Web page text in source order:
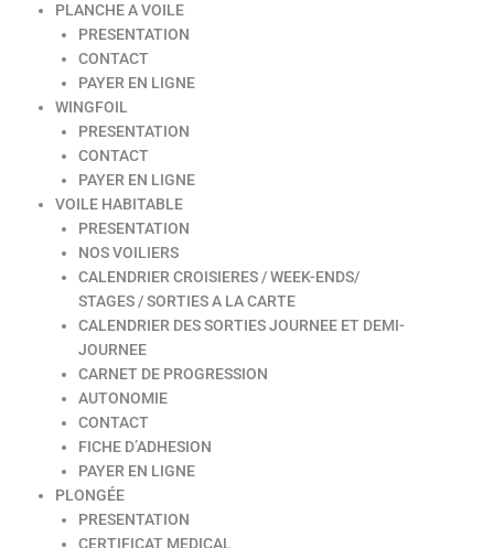
PLANCHE A VOILE
PRESENTATION
CONTACT
PAYER EN LIGNE
WINGFOIL
PRESENTATION
CONTACT
PAYER EN LIGNE
VOILE HABITABLE
PRESENTATION
NOS VOILIERS
CALENDRIER CROISIERES / WEEK-ENDS/
STAGES / SORTIES A LA CARTE
CALENDRIER DES SORTIES JOURNEE ET DEMI-
JOURNEE
CARNET DE PROGRESSION
AUTONOMIE
CONTACT
FICHE D’ADHESION
PAYER EN LIGNE
PLONGÉE
PRESENTATION
CERTIFICAT MEDICAL